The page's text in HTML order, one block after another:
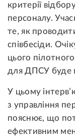
критерії
персоналу.
те, як
співбесіди.
цього
для ДПСУ буде
У цьому
з управління
пояснює, що
ефективним